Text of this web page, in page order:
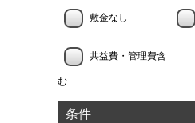
敷金なし
共益費・管理費含
む
条件